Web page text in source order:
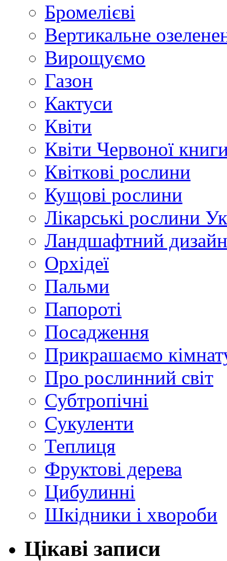
Бромелієві
Вертикальне
Вирощуємо
Газон
Кактуси
Квіти
Квіти Червоної
Квіткові рослини
Кущові рослини
Лікарські рослини
Ландшафтний дизайн
Орхідеї
Пальми
Папороті
Посадження
Прикрашаємо
Про рослинний світ
Субтропічні
Сукуленти
Теплиця
Фруктові дерева
Цибулинні
Шкідники і хвороби
Цікаві записи